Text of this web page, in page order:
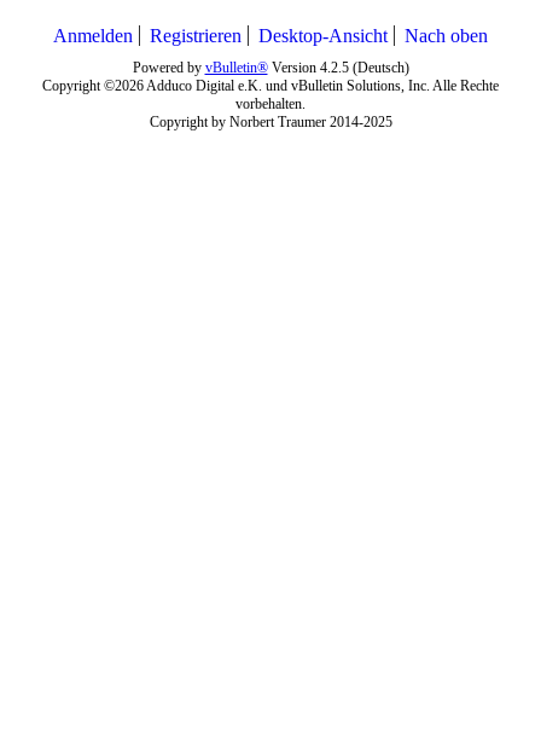
Anmelden Registrieren Desktop-Ansicht Nach oben
Powered by vBulletin®Version 4.2.5 (Deutsch)
Copyright ©2026 Adduco Digital e.K. und vBulletin Solutions, Inc. Alle Rechte
vorbehalten.
Copyright by Norbert Traumer 2014-2025